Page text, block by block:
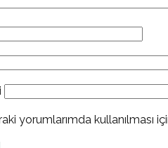
yorumlarımda kullanılması